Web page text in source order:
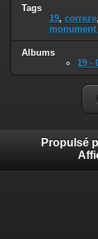
Tags
19, correze,
Albums
19 -
Propulsé